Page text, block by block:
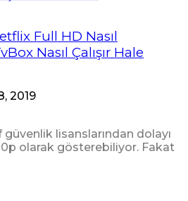
Full HD Nasıl
Nasıl Çalışır Hale
2019
lisanslarından dolayı
olarak gösterebiliyor. Fakat